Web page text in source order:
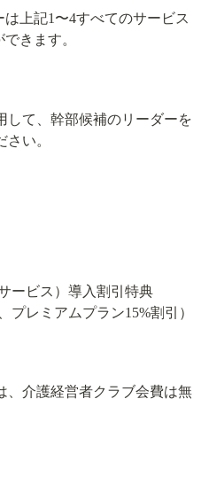
は上記1〜4すべてのサービス
きます。
して、幹部候補のリーダーを
い。
ービス）導入割引特典
プレミアムプラン15%割引）
、介護経営者クラブ会費は無